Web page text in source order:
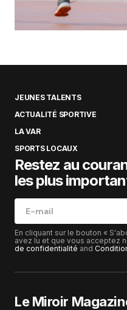
JEUNES TALENTS
ACTUALITÉ SPORTIVE
LA VAR
SPORTS LOCAUX
Restez au
les plus
En cliquant sur le bouton «
avez lu et que vous acceptez
de confidentialité and
Le Miroir